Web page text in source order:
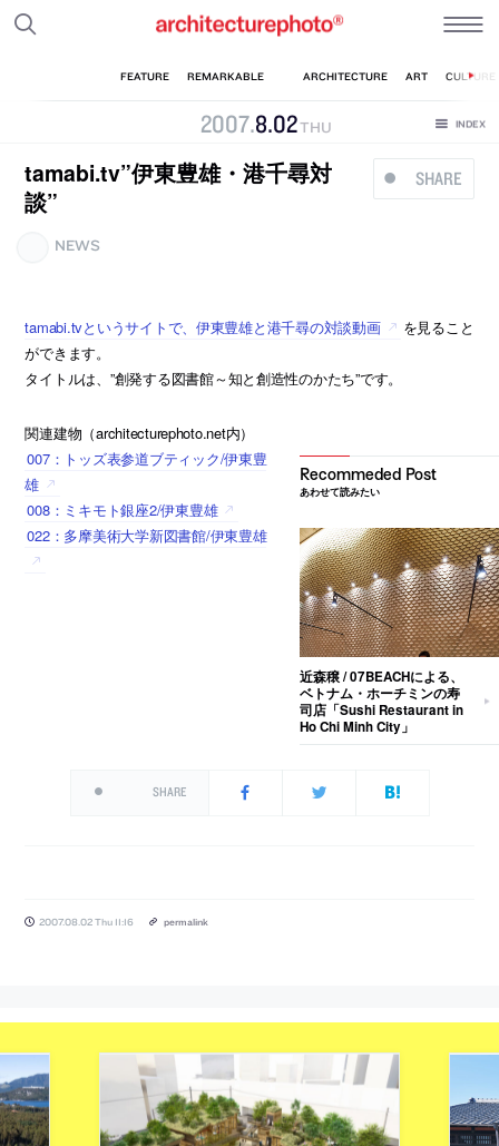
2007.8.02THU
SHARE
tamabi.tv”伊東豊雄・港千尋対
談”
NEWS
tamabi.tvというサイトで、伊東豊雄と港千尋の対談動画
を見ること
ができます。
タイトルは、”創発する図書館～知と創造性のかたち”です。
関連建物（architecturephoto.net内）
007：トッズ表参道ブティック/伊東豊
雄
008：ミキモト銀座2/伊東豊雄
022：多摩美術大学新図書館/伊東豊雄
あわせて読みたい
近森穣 / 07BEACHによる、
ベトナム・ホーチミンの寿
司店「Sushi Restaurant in
Ho Chi Minh City」
SHARE
2007.08.02 Thu 11:16 permalink